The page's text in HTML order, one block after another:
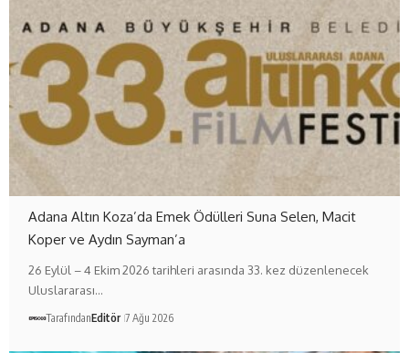
Adana Altın Koza’da Emek Ödülleri Suna Selen, Macit
Koper ve Aydın Sayman’a
26 Eylül – 4 Ekim 2026 tarihleri arasında 33. kez düzenlenecek
Uluslararası…
TarafındanEditör 7 Ağu 2026